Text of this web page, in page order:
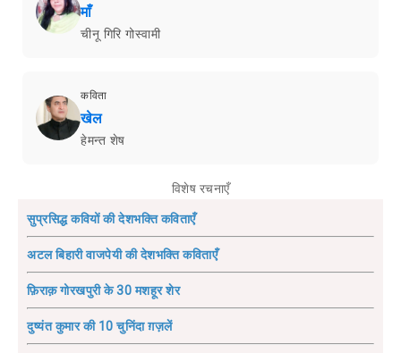
माँ
चीनू गिरि गोस्वामी
कविता
खेल
हेमन्त शेष
विशेष रचनाएँ
सुप्रसिद्ध कवियों की देशभक्ति कविताएँ
अटल बिहारी वाजपेयी की देशभक्ति कविताएँ
फ़िराक़ गोरखपुरी के 30 मशहूर शेर
दुष्यंत कुमार की 10 चुनिंदा ग़ज़लें